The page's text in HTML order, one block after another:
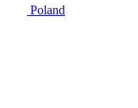
Poland